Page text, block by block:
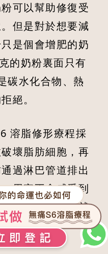
可以幫助修復受
但是對於想要減
是個會增肥的奶
的奶粉裏面只有
碳水化合物、熱
絕。
溶脂修形療程採
壞脂肪細胞，再
過淋巴管道排出
用家不會感受到
需躺在美容床，就